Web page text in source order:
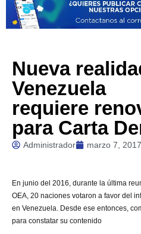
Nueva
Venezuela
requiere
para Carta
Administrador marzo 7, 2017
En junio del 2016, durante la última
OEA, 20 naciones votaron a favor del
en Venezuela. Desde ese entonces,
para constatar su contenido